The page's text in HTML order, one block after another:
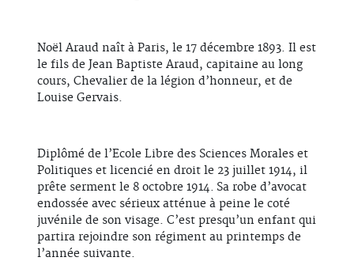
Noël Araud naît à Paris, le 17 décembre 1893. Il est
le fils de Jean Baptiste Araud, capitaine au long
cours, Chevalier de la légion d’honneur, et de
Louise Gervais.
Diplômé de l’Ecole Libre des Sciences Morales et
Politiques et licencié en droit le 23 juillet 1914, il
prête serment le 8 octobre 1914. Sa robe d’avocat
endossée avec sérieux atténue à peine le coté
juvénile de son visage. C’est presqu’un enfant qui
partira rejoindre son régiment au printemps de
l’année suivante.